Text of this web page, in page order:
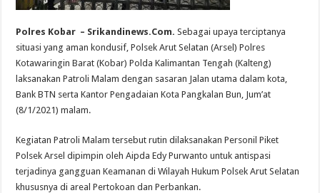
Polres Kobar – Srikandinews.Com. Sebagai upaya terciptanya
situasi yang aman kondusif, Polsek Arut Selatan (Arsel) Polres
Kotawaringin Barat (Kobar) Polda Kalimantan Tengah (Kalteng)
laksanakan Patroli Malam dengan sasaran Jalan utama dalam kota,
Bank BTN serta Kantor Pengadaian Kota Pangkalan Bun, Jum’at
(8/1/2021) malam.
Kegiatan Patroli Malam tersebut rutin dilaksanakan Personil Piket
Polsek Arsel dipimpin oleh Aipda Edy Purwanto untuk antispasi
terjadinya gangguan Keamanan di Wilayah Hukum Polsek Arut Selatan
khususnya di areal Pertokoan dan Perbankan.